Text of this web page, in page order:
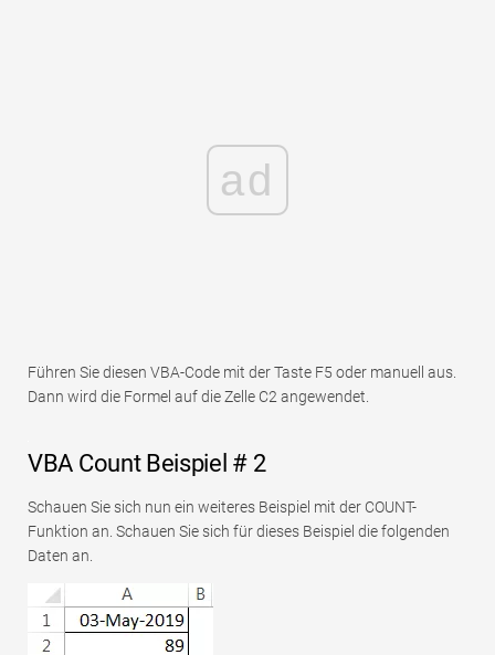
ad
Führen Sie diesen VBA-Code mit der Taste F5 oder manuell aus.
Dann wird die Formel auf die Zelle C2 angewendet.
VBA Count Beispiel # 2
Schauen Sie sich nun ein weiteres Beispiel mit der COUNT-
Funktion an. Schauen Sie sich für dieses Beispiel die folgenden
Daten an.